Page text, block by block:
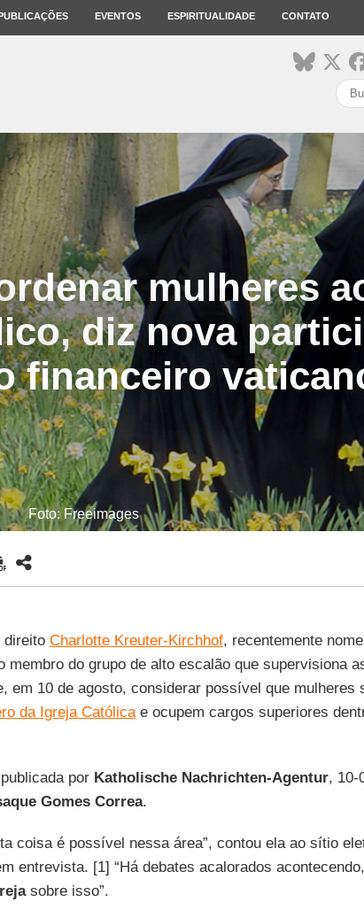
EVENTOS ESPIRITUALIDADE CONTATO
mulheres
diz nova
financeiro
Foto: Freeimages
direito Charlotte Kreuter-Kirchhof, recentemente
membro do grupo de alto escalão que supervisiona
em 10 de agosto, considerar possível que mulheres
da Igreja Católicae ocupem cargos superiores
por Katholische Nachrichten-Agentur, 10-
Gomes Correa.
coisa é possível nessa área”, contou ela ao sítio
entrevista. [1] “Há debates acalorados
sobre isso”.